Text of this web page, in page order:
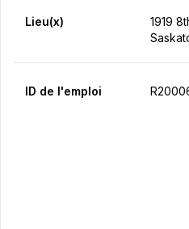
Lieu(x)
1919
ID de l'emploi